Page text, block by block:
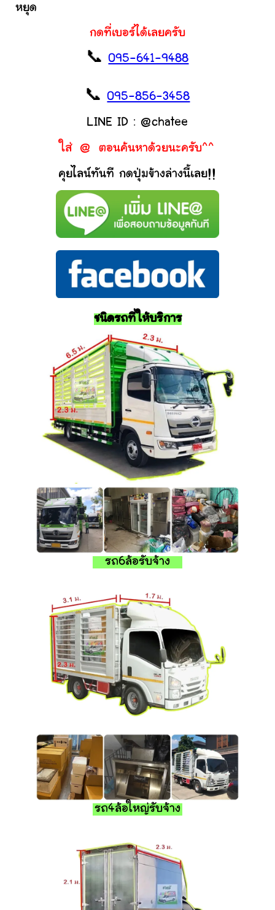
หยุด
กดที่เบอร์ได้เลยครับ
📞095-641-9488
📞095-856-3458
LINE ID : @chatee
ใส่ @ ตอนค้นหาด้วยนะครับ^^
คุยไลน์ทันที กดปุ่มข้างล่างนี้เลย!!
ชนิดรถที่ให้บริการ
รถ6ล้อรับจ้าง
รถ4ล้อใหญ่รับจ้าง